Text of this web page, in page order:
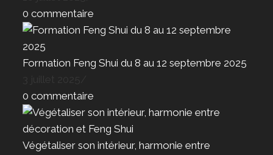
0 commentaire
Formation Feng Shui du 8 au 12 septembre 2025
0 commentaire
Végétaliser son intérieur, harmonie entre